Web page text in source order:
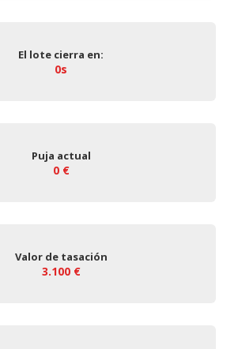
El lote cierra en:
0s
Puja actual
0 €
Valor de tasación
3.100 €